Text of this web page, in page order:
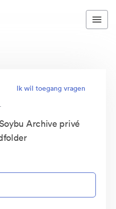
Ik wil toegang vragen
Archive privé